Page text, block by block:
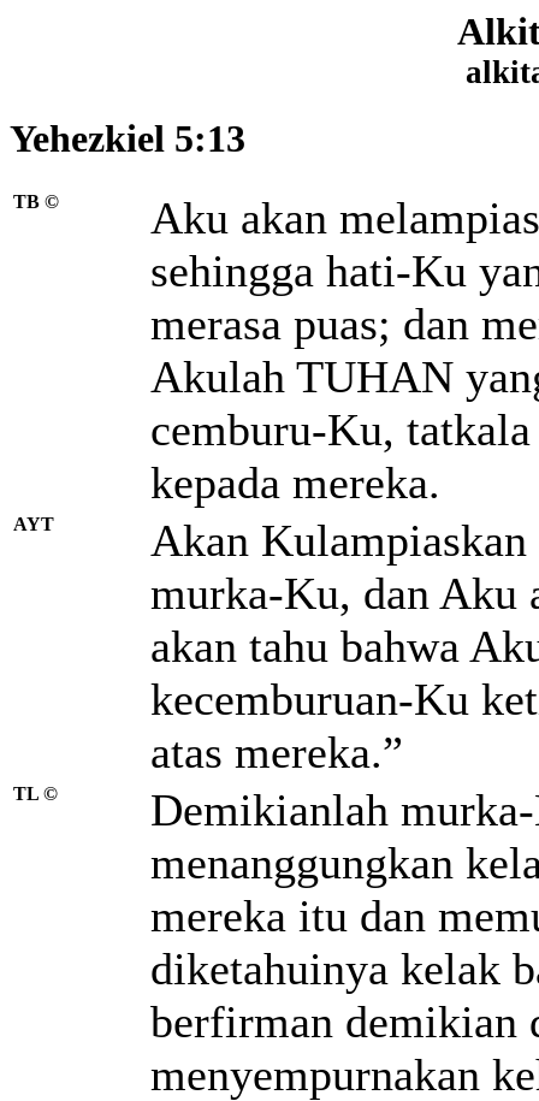
Yehezkiel 5:13
TB ©
Aku akan
sehingga hati-Ku
merasa puas; dan
Akulah TUHAN
cemburu-Ku,
kepada mereka.
AYT
Akan
murka-Ku, dan Aku
akan tahu bahwa
kecemburuan-Ku
atas mereka.”
TL ©
Demikianlah
menanggungkan
mereka itu dan
diketahuinya kelak
berfirman demikian
menyempurnakan